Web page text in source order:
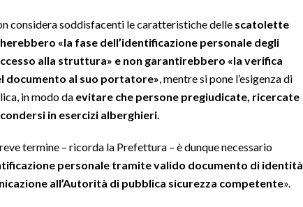
considera soddisfacenti le caratteristiche delle scatolette
«la fase dell’identificazione personale degli
alla struttura» e non garantirebbero «la verifica
documento al suo portatore», mentre si pone l’esigenza di
in modo da evitare che persone pregiudicate, ricercate
in esercizi alberghieri.
termine – ricorda la Prefettura – è dunque necessario
personale tramite valido documento di identità
all’Autorità di pubblica sicurezza competente».